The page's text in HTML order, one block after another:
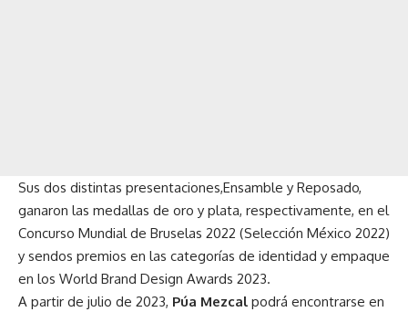
Sus dos distintas presentaciones,Ensamble y Reposado,
ganaron las medallas de oro y plata, respectivamente, en el
Concurso Mundial de Bruselas 2022 (Selección México 2022)
y sendos premios en las categorías de identidad y empaque
en los World Brand Design Awards 2023.
A partir de julio de 2023, Púa Mezcal podrá encontrarse en